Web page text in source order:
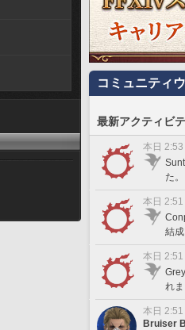
コミュニティ
最新アクティビ
本日 2:53
た。
本日 2:51
結成
本日 2:51
れま
本日 2:51
Bruiser